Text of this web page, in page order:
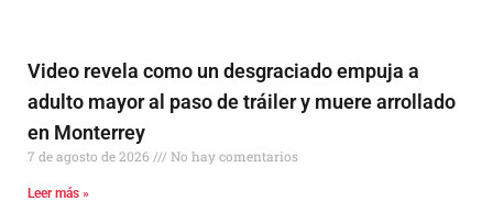
Video revela como un desgraciado empuja a
adulto mayor al paso de tráiler y muere arrollado
en Monterrey
7 de agosto de 2026 No hay comentarios
Leer más »